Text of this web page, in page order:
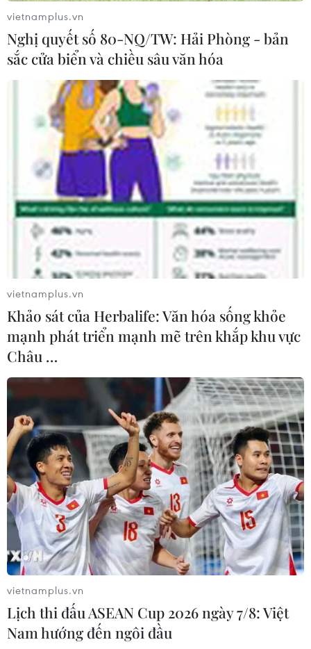
vietnamplus.vn
Nghị quyết số 80-NQ/TW: Hải Phòng - bản
sắc cửa biển và chiều sâu văn hóa
vietnamplus.vn
Khảo sát của Herbalife: Văn hóa sống khỏe
mạnh phát triển mạnh mẽ trên khắp khu vực
Châu …
vietnamplus.vn
Lịch thi đấu ASEAN Cup 2026 ngày 7/8: Việt
Nam hướng đến ngôi đầu